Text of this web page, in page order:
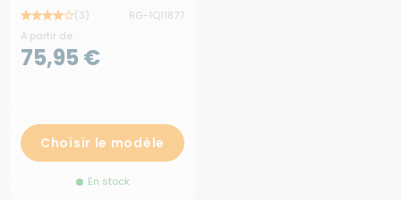
(3)
RG-1Q11877
A partir de :
75,95 €
Choisir le modèle
En stock